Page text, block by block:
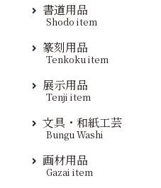
書道用品
Shodo item
篆刻用品
Tenkoku item
展示用品
Tenji item
文具・和紙工芸
Bungu Washi
画材用品
Gazai item